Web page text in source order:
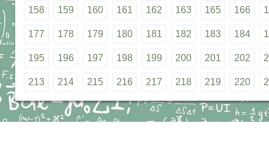
158 159 160 161 162 163 165 166
177 178 179 180 181 182 183 184
195 196 197 198 199 200 201 202
213 214 215 216 217 218 219 220